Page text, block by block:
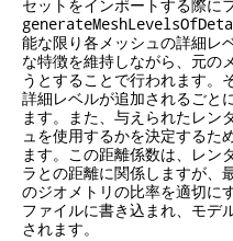
能な限り各メッシュの詳細レ
な特徴を維持しながら、元の
うとすることで行われます。
詳細レベルが追加されるごと
ます。また、与えられたレン
ュを使用するかを決定するた
ます。この距離係数は、レン
ラとの距離に関係しますが、
のジオメトリの比率を適切に
ファイルに書き込まれ、モデ
されます。